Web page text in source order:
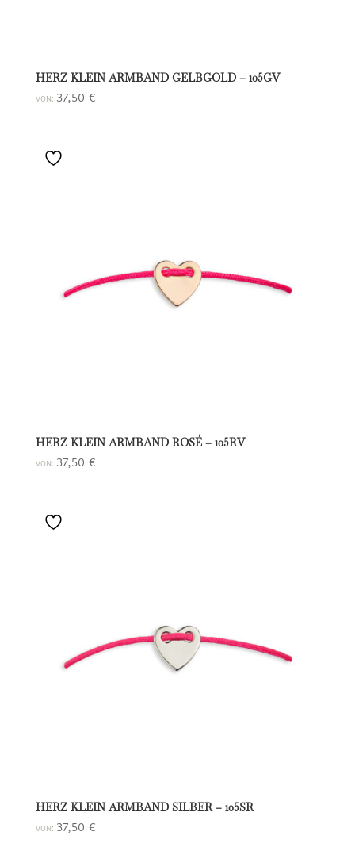
HERZ KLEIN ARMBAND GELBGOLD – 105GV
VON: 37,50 €
HERZ KLEIN ARMBAND ROSÉ – 105RV
VON: 37,50 €
HERZ KLEIN ARMBAND SILBER – 105SR
VON: 37,50 €